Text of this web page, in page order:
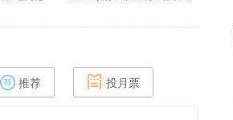
上都会反复做一个梦——梦见自己变成了对
弟两肋插刀。江封觉得自己的心理可能出现
手了：“喂，听说你喜欢男的，你看我行不
大学背景，攻受已满18岁
推荐 投月票